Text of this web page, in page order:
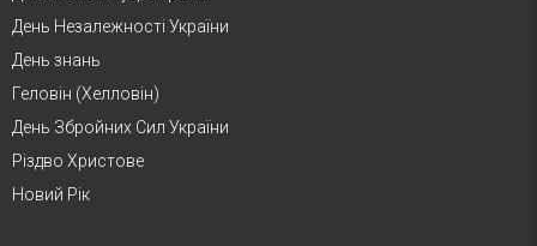
День Незалежності України
День знань
Геловін (Хелловін)
День Збройних Сил України
Різдво Христове
Новий Рік